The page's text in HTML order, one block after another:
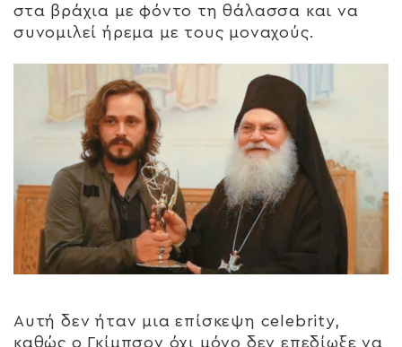
στα βράχια με φόντο τη θάλασσα και να
συνομιλεί ήρεμα με τους μοναχούς.
Αυτή δεν ήταν μια επίσκεψη celebrity,
καθώς ο Γκίμπσον όχι μόνο δεν επεδίωξε να